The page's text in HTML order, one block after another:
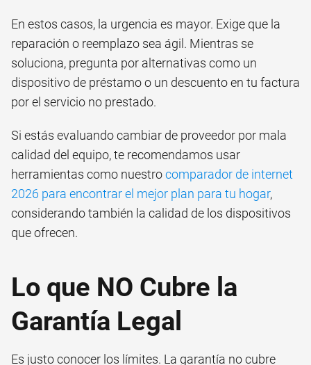
En estos casos, la urgencia es mayor. Exige que la
reparación o reemplazo sea ágil. Mientras se
soluciona, pregunta por alternativas como un
dispositivo de préstamo o un descuento en tu factura
por el servicio no prestado.
Si estás evaluando cambiar de proveedor por mala
calidad del equipo, te recomendamos usar
herramientas como nuestrocomparador de internet
2026 para encontrar el mejor plan para tu hogar,
considerando también la calidad de los dispositivos
que ofrecen.
Lo que NO Cubre la
Garantía Legal
Es justo conocer los límites. La garantía no cubre